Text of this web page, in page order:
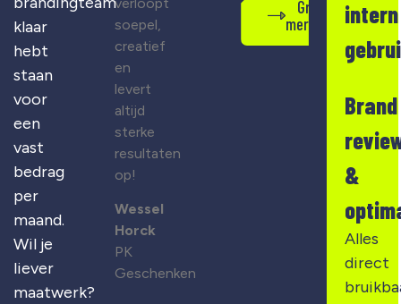
klaar
hebt
staan
voor
een
vast
bedrag
per
maand.
Wil je
liever
maatwerk?
soepel,
creatief
en
levert
altijd
sterke
resultaten
op!
Wessel
Horck
PK
Geschenken
Gratis
merkscanintern
Brand
&
Alles
direct